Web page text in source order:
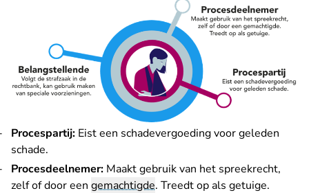
Procespartij: Eist een schadevergoeding voor geleden
schade.
Procesdeelnemer: Maakt gebruik van het spreekrecht,
zelf of door een gemachtigde. Treedt op als getuige.